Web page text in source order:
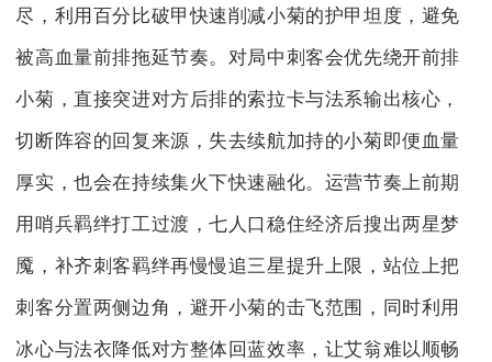
尽，利用百分比破甲快速削减小菊的护甲坦度，避免
被高血量前排拖延节奏。对局中刺客会优先绕开前排
小菊，直接突进对方后排的索拉卡与法系输出核心，
切断阵容的回复来源，失去续航加持的小菊即便血量
厚实，也会在持续集火下快速融化。运营节奏上前期
用哨兵羁绊打工过渡，七人口稳住经济后搜出两星梦
魇，补齐刺客羁绊再慢慢追三星提升上限，站位上把
刺客分置两侧边角，避开小菊的击飞范围，同时利用
冰心与法衣降低对方整体回蓝效率，让艾翁难以顺畅